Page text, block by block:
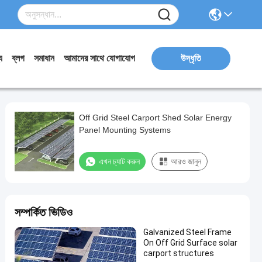
ব্লগ সমাধান আমাদের সাথে যোগাযোগ উদ্ধৃতি
Off Grid Steel Carport Shed Solar Energy
Panel Mounting Systems
এখন চ্যাট করুন আরও জানুন
সম্পর্কিত ভিডিও
Galvanized Steel Frame
On Off Grid Surface solar
carport structures